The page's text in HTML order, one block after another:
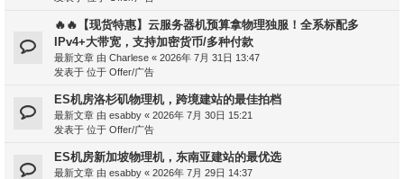
🔥🔥【现货特惠】云服务器机预算拿物理独服！全系标配多
IPv4+大带宽，支持加密货币/多种付款
最新文章 由 Charlese « 2026年 7月 31日 13:47
发表于 位于 Offer/广告
ES机房洛杉矶物理机，跨境建站的最佳拍档
最新文章 由 esabby « 2026年 7月 30日 15:21
发表于 位于 Offer/广告
ES机房新加坡物理机，东南亚建站的最优选
最新文章 由 esabby « 2026年 7月 29日 14:37